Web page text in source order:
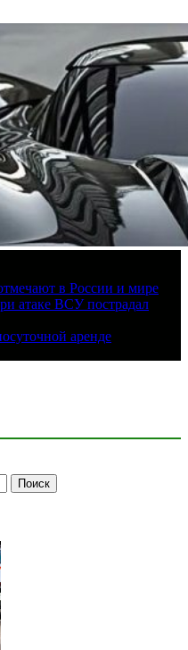
в России и мире
атаке ВСУ пострадал
аренде